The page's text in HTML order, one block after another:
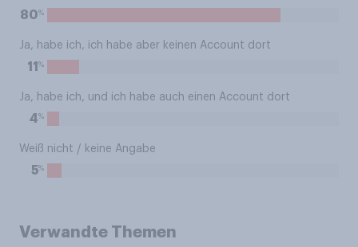
80%
Ja, habe ich, ich habe aber keinen Account dort
11 %
Ja, habe ich, und ich habe auch einen Account dort
4%
Weiß nicht / keine Angabe
5%
Verwandte Themen